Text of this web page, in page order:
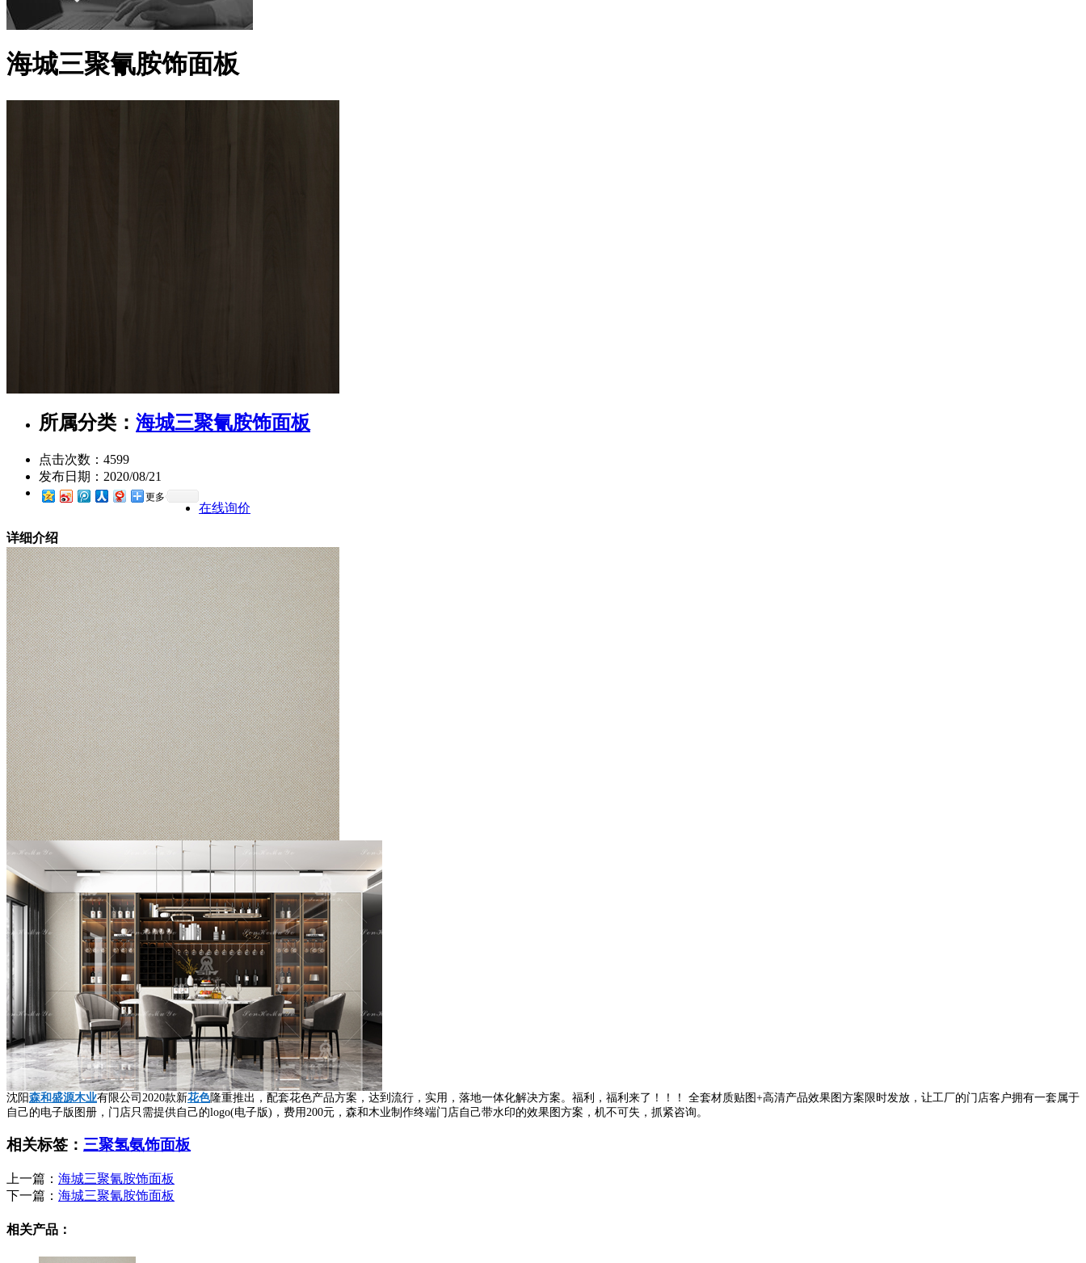
海城三聚氰胺饰面板
所属分类： 海城三聚氰胺饰面板
点击次数： 4599
发布日期： 2020/08/21
更多
在线询价
详细介绍
沈阳森和盛源木业有限公司2020款新花色隆重推出，配套花色产品方案，达到流行，实用，落地一体化解决方案。福利，福利来了！！！ 全套材质贴图+高清产品效果图方案限时发放，让工厂的门店客户拥有一套属于
自己的电子版图册，门店只需提供自己的logo(电子版)，费用200元，森和木业制作终端门店自己带水印的效果图方案，机不可失，抓紧咨询。
相关标签： 三聚氢氨饰面板
上一篇： 海城三聚氰胺饰面板
下一篇： 海城三聚氰胺饰面板
相关产品：